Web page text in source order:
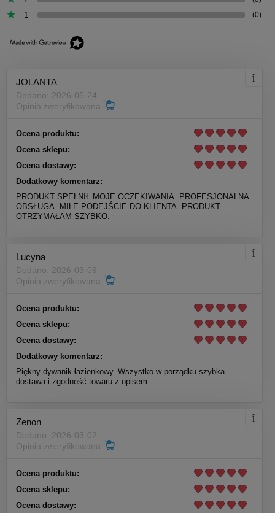
1 (0)
JOLANTA
Dodano: 2026-05-24
Opinia zweryfikowana
Ocena produktu:
Ocena sklepu:
Ocena dostawy:
Dodatkowy komentarz:
PRODUKT SPEŁNIŁ MOJE OCZEKIWANIA. PROFESJONALNA
OBSŁUGA. MIŁE PODEJŚCIE DO KLIENTA. PRODUKT
OTRZYMAŁAM SZYBKO.
Lucyna
Dodano: 2026-03-09
Opinia zweryfikowana
Ocena produktu:
Ocena sklepu:
Ocena dostawy:
Dodatkowy komentarz:
Piękny dywanik łazienkowy. Wszystko w porządku szybka
dostawa i zgodność towaru z opisem.
Zenon
Dodano: 2026-03-02
Opinia zweryfikowana
Ocena produktu:
Ocena sklepu:
Ocena dostawy: